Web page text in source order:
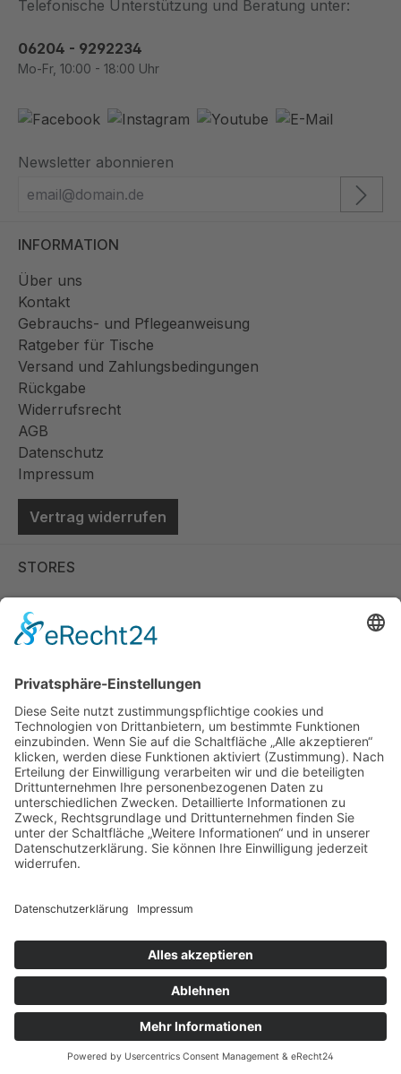
Telefonische Unterstützung und Beratung unter:
06204 - 9292234
Mo-Fr, 10:00 - 18:00 Uhr
Newsletter abonnieren
INFORMATION
Über uns
Kontakt
Gebrauchs- und Pflegeanweisung
Ratgeber für Tische
Versand und Zahlungsbedingungen
Rückgabe
Widerrufsrecht
AGB
Datenschutz
Impressum
Vertrag widerrufen
STORES
Store Viernheim
Store Berlin
Handelspartner Köln
SICHERE BEZAHLUNG
ZUVERLÄSSIGER VERSAND
Alle Preise inkl. gesetzl. Mehrwertsteuer zzgl.
Versandkostenund ggf. Nachnahmegebühren, wenn
nicht anders angegeben.